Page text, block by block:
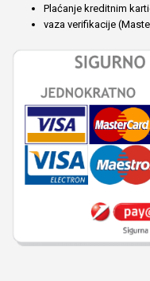
Plaćanje kreditnim
vaza verifikacije